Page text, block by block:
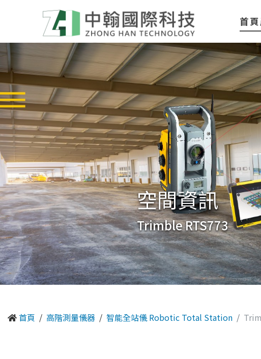
首頁
空間資訊
Trimble RTS773
首頁 高階測量儀器 智能全站儀 Robotic Total Station